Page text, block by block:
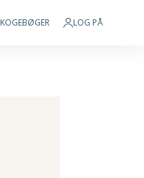
KOGEBØGER LOG PÅ